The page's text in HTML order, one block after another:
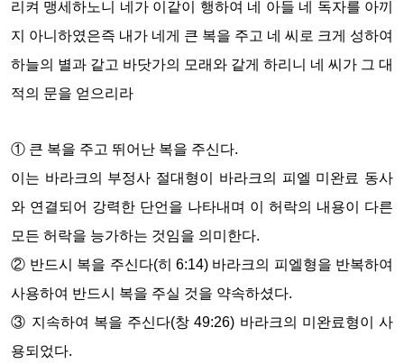
리켜 맹세하노니 네가 이같이 행하여 네 아들 네 독자를 아끼
지 아니하였은즉 내가 네게 큰 복을 주고 네 씨로 크게 성하여
하늘의 별과 같고 바닷가의 모래와 같게 하리니 네 씨가 그 대
적의 문을 얻으리라
① 큰 복을 주고 뛰어난 복을 주신다.
이는 바라크의 부정사 절대형이 바라크의 피엘 미완료 동사
와 연결되어 강력한 단언을 나타내며 이 허락의 내용이 다른
모든 허락을 능가하는 것임을 의미한다.
② 반드시 복을 주신다(히 6:14) 바라크의 피엘형을 반복하여
사용하여 반드시 복을 주실 것을 약속하셨다.
③ 지속하여 복을 주신다(창49:26) 바라크의 미완료형이 사
용되었다.